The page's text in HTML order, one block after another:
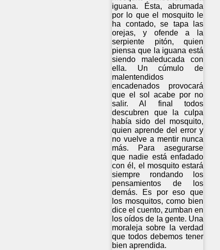
iguana. Ésta, abrumada
por lo que el mosquito le
ha contado, se tapa las
orejas, y ofende a la
serpiente pitón, quien
piensa que la iguana está
siendo maleducada con
ella. Un cúmulo de
malentendidos
encadenados provocará
que el sol acabe por no
salir. Al final todos
descubren que la culpa
había sido del mosquito,
quien aprende del error y
no vuelve a mentir nunca
más. Para asegurarse
que nadie está enfadado
con él, el mosquito estará
siempre rondando los
pensamientos de los
demás. Es por eso que
los mosquitos, como bien
dice el cuento, zumban en
los oídos de la gente. Una
moraleja sobre la verdad
que todos debemos tener
bien aprendida.